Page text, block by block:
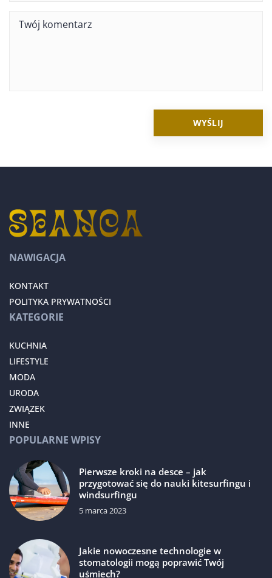
NAWIGACJA
KONTAKT
POLITYKA PRYWATNOŚCI
KATEGORIE
KUCHNIA
LIFESTYLE
MODA
URODA
ZWIĄZEK
INNE
POPULARNE WPISY
Pierwsze kroki na desce – jak
przygotować się do nauki kitesurfingu i
windsurfingu
5 marca 2023
Jakie nowoczesne technologie w
stomatologii mogą poprawić Twój
uśmiech?